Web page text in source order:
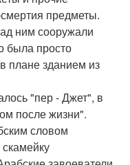
предметы.
ним сооружали
была просто
плане зданием из
"пер - Джет", в
после жизни".
словом